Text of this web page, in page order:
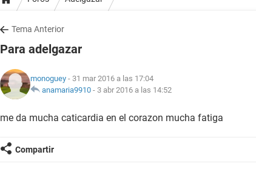
Tema Anterior
Para adelgazar
monoguey - 31 mar 2016 a las 17:04
anamaria9910 - 3 abr 2016 a las 14:52
me da mucha caticardia en el corazon mucha fatiga
Compartir